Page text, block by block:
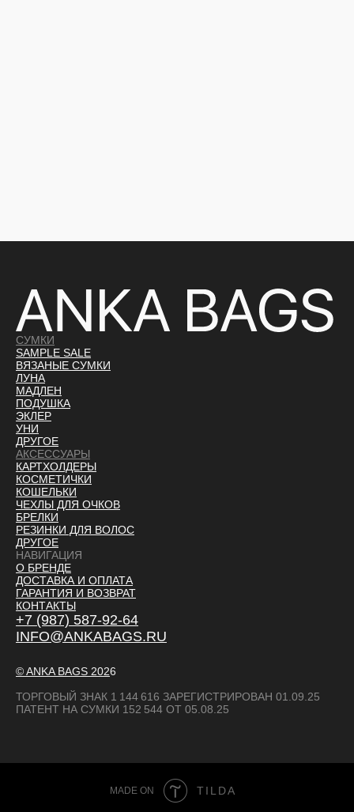
СУМКИ
SAMPLE SALE
ВЯЗАНЫЕ СУМКИ
ЛУНА
МАДЛЕН
ПОДУШКА
ЭКЛЕР
УНИ
ДРУГОЕ
АКСЕССУАРЫ
КАРТХОЛДЕРЫ
КОСМЕТИЧКИ
КОШЕЛЬКИ
ЧЕХЛЫ ДЛЯ ОЧКОВ
БРЕЛКИ
РЕЗИНКИ ДЛЯ ВОЛОС
ДРУГОЕ
НАВИГАЦИЯ
О БРЕНДЕ
ДОСТАВКА И ОПЛАТА
ГАРАНТИЯ И ВОЗВРАТ
КОНТАКТЫ
INFO@ANKABAGS.RU
© ANKA BAGS2026